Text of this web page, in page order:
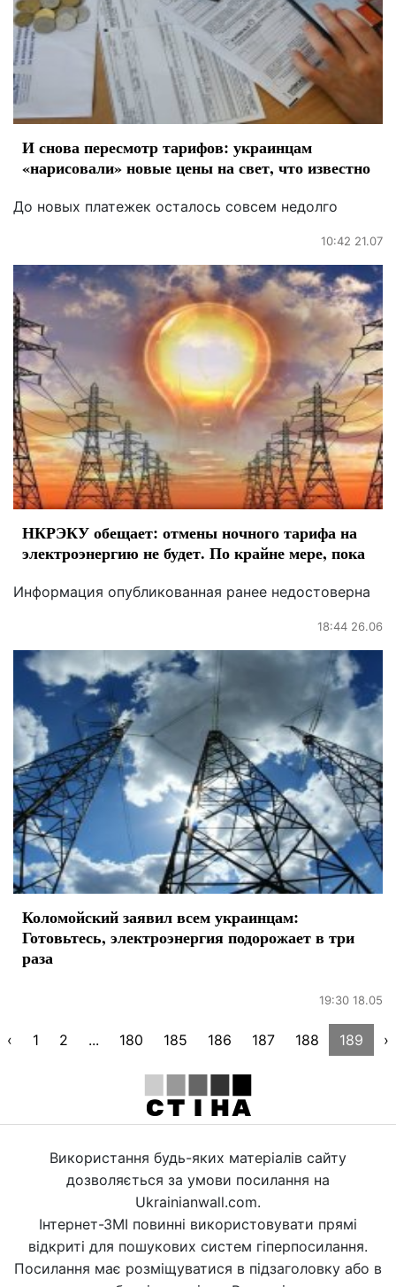
И снова пересмотр тарифов: украинцам
«нарисовали» новые цены на свет, что известно
До новых платежек осталось совсем недолго
10:42 21.07
НКРЭКУ обещает: отмены ночного тарифа на
электроэнергию не будет. По крайне мере, пока
Информация опубликованная ранее недостоверна
18:44 26.06
Коломойский заявил всем украинцам:
Готовьтесь, электроэнергия подорожает в три
раза
19:30 18.05
‹ 1 2 ... 180 185 186 187 188 189 ›
Використання будь-яких матеріалів сайту
дозволяється за умови посилання на
Ukrainianwall.com.
Інтернет-ЗМІ повинні використовувати прямі
відкриті для пошукових систем гіперпосилання.
Посилання має розміщуватися в підзаголовку або в